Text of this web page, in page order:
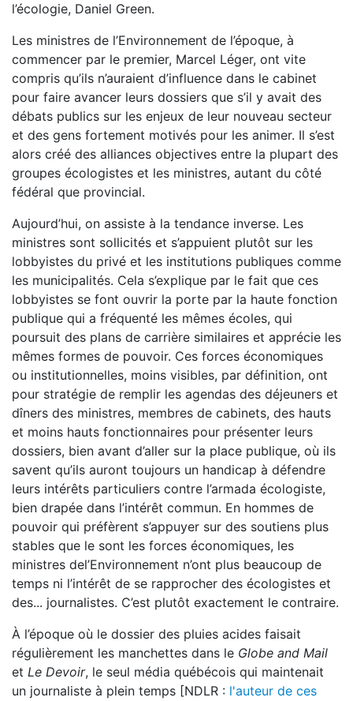
l’écologie, Daniel Green.
Les ministres de l’Environnement de l’époque, à
commencer par le premier, Marcel Léger, ont vite
compris qu’ils n’auraient d’influence dans le cabinet
pour faire avancer leurs dossiers que s’il y avait des
débats publics sur les enjeux de leur nouveau secteur
et des gens fortement motivés pour les animer. Il s’est
alors créé des alliances objectives entre la plupart des
groupes écologistes et les ministres, autant du côté
fédéral que provincial.
Aujourd’hui, on assiste à la tendance inverse. Les
ministres sont sollicités et s’appuient plutôt sur les
lobbyistes du privé et les institutions publiques comme
les municipalités. Cela s’explique par le fait que ces
lobbyistes se font ouvrir la porte par la haute fonction
publique qui a fréquenté les mêmes écoles, qui
poursuit des plans de carrière similaires et apprécie les
mêmes formes de pouvoir. Ces forces économiques
ou institutionnelles, moins visibles, par définition, ont
pour stratégie de remplir les agendas des déjeuners et
dîners des ministres, membres de cabinets, des hauts
et moins hauts fonctionnaires pour présenter leurs
dossiers, bien avant d’aller sur la place publique, où ils
savent qu’ils auront toujours un handicap à défendre
leurs intérêts particuliers contre l’armada écologiste,
bien drapée dans l’intérêt commun. En hommes de
pouvoir qui préfèrent s’appuyer sur des soutiens plus
stables que le sont les forces économiques, les
ministres del’Environnement n’ont plus beaucoup de
temps ni l’intérêt de se rapprocher des écologistes et
des... journalistes. C’est plutôt exactement le contraire.
À l’époque où le dossier des pluies acides faisait
régulièrement les manchettes dans le Globe and Mail
et Le Devoir, le seul média québécois qui maintenait
un journaliste à plein temps [NDLR : l'auteur de ces